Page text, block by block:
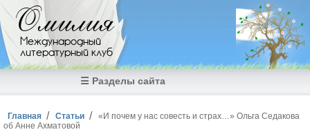
Перейти к основному содержанию
Омилия
Международный
литературный клуб
☰ Разделы сайта
Вы здесь
Главная Статьи
«И почем у нас совесть и страх…» Ольга Седакова
об Анне Ахматовой